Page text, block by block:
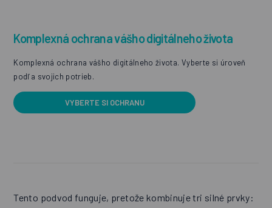
Komplexná ochrana vášho digitálneho života
Komplexná ochrana vášho digitálneho života. Vyberte si úroveň
podľa svojich potrieb.
VYBERTE SI OCHRANU
Tento podvod funguje, pretože kombinuje tri silné prvky: